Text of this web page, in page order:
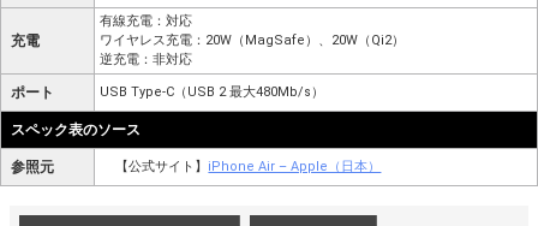
充電
有線充電：対応
ワイヤレス充電：20W（MagSafe）、20W（Qi2）
逆充電：非対応
ポート USB Type-C（USB 2 最大480Mb/s）
スペック表のソース
参照元 【公式サイト】 iPhone Air – Apple（日本）